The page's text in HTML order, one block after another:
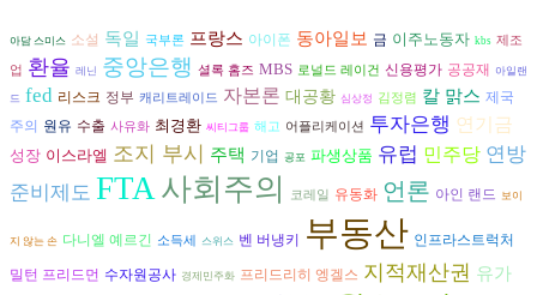
아담 스미스 소설 독일 국부론 프랑스 아이폰 동아일보 금 이주노동자 kbs 제조
업 환율 레닌 중앙은행 셜록 홈즈 MBS 로널드 레이건 신용평가 공공재 아일랜
드 fed 리스크 정부 캐리트레이드 자본론 대공황 심상정 김정렴 칼 맑스 제국
주의
원유 수출 사유화 최경환 씨티그룹 해고 어플리케이션 투자은행 연기금
성장 이스라엘 조지 부시 주택 기업 공포 파생상품 유럽 민주당 연방
준비제도 FTA 사회주의 코레일 유동화 언론 아인 랜드 보이
지 않는 손 다니엘 예르긴 소득세 스위스 벤 버냉키 부동산 인프라스트럭처
밀턴 프리드먼 수자원공사 경제민주화 프리드리히 엥겔스 지적재산권 유가